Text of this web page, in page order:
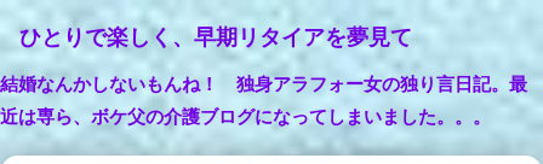
ひとりで楽しく、早期リタイアを夢見て
結婚なんかしないもんね！ 独身アラフォー女の独り言日記。最
近は専ら、ボケ父の介護ブログになってしまいました。。。